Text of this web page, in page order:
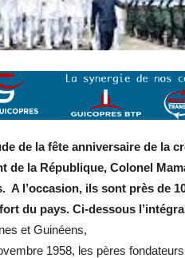
de la fête anniversaire de la
de la République, Colonel
A l’occasion, ils sont près de
du pays. Ci-dessous
et Guinéens,
1958, les pères